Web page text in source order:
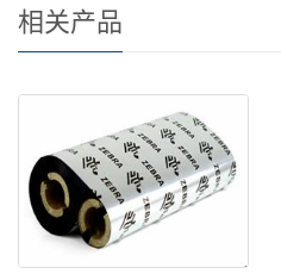
相关产品